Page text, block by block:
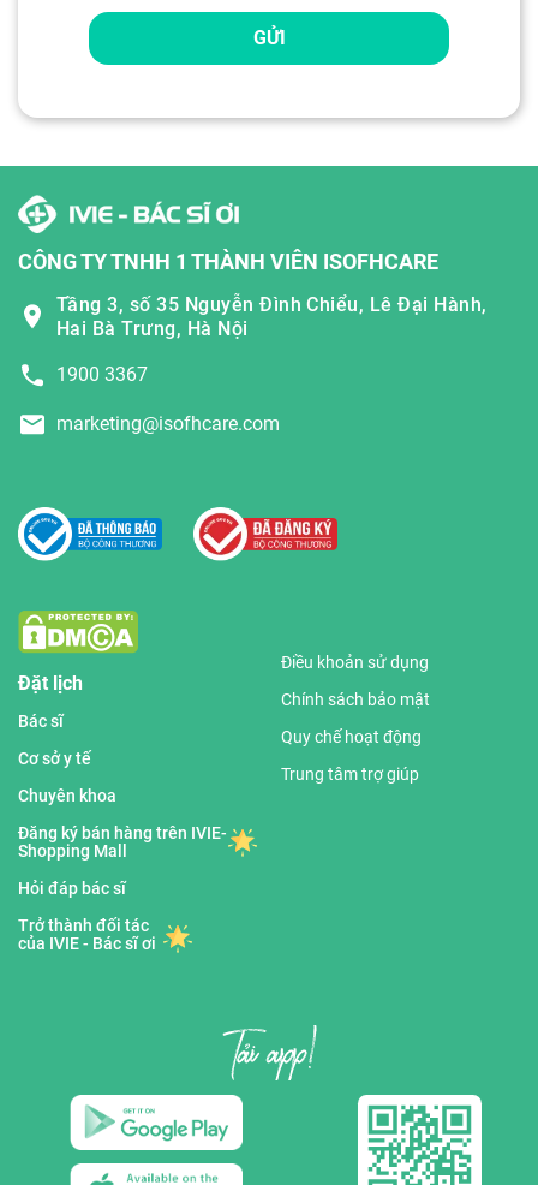
GỬI
CÔNG TY TNHH 1 THÀNH VIÊN ISOFHCARE
Tầng 3, số 35 Nguyễn Đình Chiểu, Lê Đại Hành,
Hai Bà Trưng, Hà Nội
1900 3367
marketing@isofhcare.com
Đặt lịch
Bác sĩ
Cơ sở y tế
Chuyên khoa
Đăng ký bán hàng trên IVIE-
Shopping Mall
Hỏi đáp bác sĩ
Trở thành đối tác
của IVIE - Bác sĩ ơi
Điều khoản sử dụng
Chính sách bảo mật
Quy chế hoạt động
Trung tâm trợ giúp